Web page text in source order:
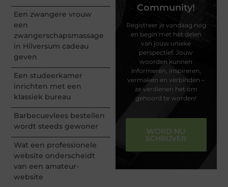
Een zwangere vrouw
een
zwangerschapsmassage
in Hilversum cadeau
geven
Een studeerkamer
inrichten met een
klassiek bureau
Barbecuevlees bestellen
wordt steeds gewoner
Wat een professionele
website onderscheidt
van een amateur-
website
Community!
Registreer je vandaag nog
en begin met het delen
van jouw unieke
perspectief. Jouw
woorden kunnen
informeren, inspireren,
vermaken en verbinden –
ze verdienen het om
gehoord te worden!
WORD NU
SCHRIJVER